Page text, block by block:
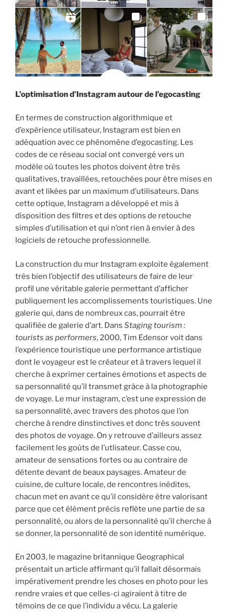
L’optimisation d’Instagram autour de l’egocasting
En termes de construction algorithmique et
d’expérience utilisateur, Instagram est bien en
adéquation avec ce phénomène d’egocasting. Les
codes de ce réseau social ont convergé vers un
modèle où toutes les photos doivent être très
qualitatives, travaillées, retouchées pour être mises en
avant et likées par un maximum d’utilisateurs. Dans
cette optique, Instagram a développé et mis à
disposition des filtres et des options de retouche
simples d’utilisation et qui n’ont rien à envier à des
logiciels de retouche professionnelle.
La construction du mur Instagram exploite également
très bien l’objectif des utilisateurs de faire de leur
profil une véritable galerie permettant d’afficher
publiquement les accomplissements touristiques. Une
galerie qui, dans de nombreux cas, pourrait être
qualifiée de galerie d’art. Dans Staging tourism :
tourists as performers, 2000, Tim Edensor voit dans
l’expérience touristique une performance artistique
dont le voyageur est le créateur et à travers lequel il
cherche à exprimer certaines émotions et aspects de
sa personnalité qu’il transmet grâce à la photographie
de voyage. Le mur instagram, c’est une expression de
sa personnalité, avec travers des photos que l’on
cherche à rendre dinstinctives et donc très souvent
des photos de voyage. On y retrouve d’ailleurs assez
facilement les goûts de l’utlisateur. Casse cou,
amateur de sensations fortes ou au contraire de
détente devant de beaux paysages. Amateur de
cuisine, de culture locale, de rencontres inédites,
chacun met en avant ce qu’il considère être valorisant
parce que cet élément précis reflète une partie de sa
personnalité, ou alors de la personnalité qu’il cherche à
se donner, la personnalité de son identité numérique.
En 2003, le magazine britannique Geographical
présentait un article affirmant qu’il fallait désormais
impérativement prendre les choses en photo pour les
rendre vraies et que celles-ci agiraient à titre de
témoins de ce que l’individu a vécu. La galerie